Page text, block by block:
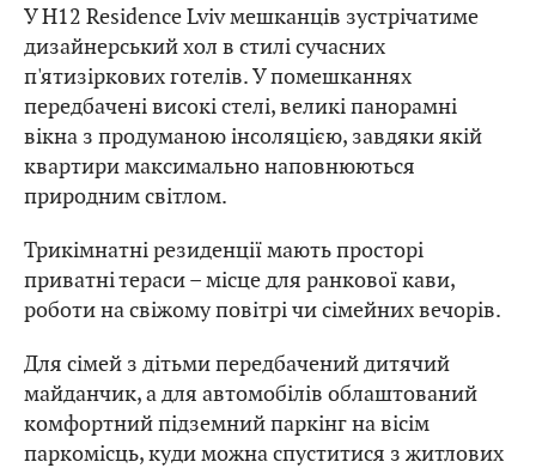
У H12 Residence Lviv мешканців зустрічатиме
дизайнерський хол в стилі сучасних
п'ятизіркових готелів. У помешканнях
передбачені високі стелі, великі панорамні
вікна з продуманою інсоляцією, завдяки якій
квартири максимально наповнюються
природним світлом.
Трикімнатні резиденції мають просторі
приватні тераси – місце для ранкової кави,
роботи на свіжому повітрі чи сімейних вечорів.
Для сімей з дітьми передбачений дитячий
майданчик, а для автомобілів облаштований
комфортний підземний паркінг на вісім
паркомісць, куди можна спуститися з житлових